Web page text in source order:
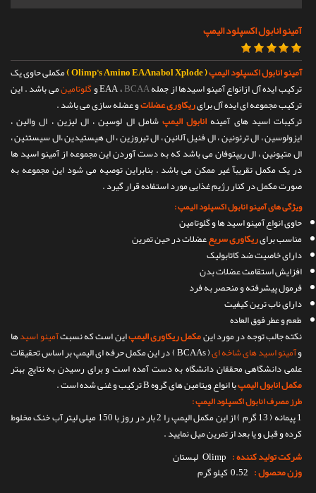
آمینو انابول اکسپلود الیمپ
آمینو انابول اکسپلود الیمپ( Olimp's Amino EAAnabol Xplode )
مکملی حاوی یک
ترکیب ایده آل ازانواع آمینو اسیدها از جمله EAA ،BCAA وگلوتامینمی باشد . این
ترکیب مجموعه ای ایده آل برایریکاوری عضلاتو عضله سازی می باشد .
ترکیبات اسید های آمینه انابول الیمپشامل ال لوسین ، ال لیزین ، ال والین ،
ایزولوسین ، ال ترئونین ، ال فنیل آلانین ، ال تیروزین ، ال هیستیدین ،ال سیستئین ،
ال متیونین ، ال ریپتوفان می باشد که به دست آوردن این مجموعه از آمینو اسید ها
در یک مکمل تقریبآ غیر ممکن می باشد . بنابراین توصیه می شود این مجموعه به
صورت مکمل در کنار رژیم غذایی مورد استفاده قرار گیرد .
ویژگی های آمینو انابول اکسپلود الیمپ :
حاوی انواع آمینو اسید ها و گلوتامین
مناسب برایریکاوری سریععضلات در حین تمرین
دارای خاصیت ضد کاتابولیک
افزایش استقامت عضلات بدن
فرمول پیشرفته و منحصر به فرد
دارای ناب ترین کیفیت
طعم و عطر فوق العاده
نکته جالب توجه در مورد اینمکمل ریکاوری الیمپاین است که نسبتآمینو اسیدها
وآمینو اسید های شاخه ای
( BCAAs ) در این مکمل حرفه ای الیمپ بر اساس تحقیقات
علمی دانشگاهی محققان دانشگاه به دست آمده است و برای رسیدن به نتایج بهتر
مکمل انابول الیمپبا انواع ویتامین های گروه B ترکیب و غنی شده است .
طرز مصرف انابول اکسپلود الیمپ :
1 پیمانه ( 13 گرم ) از این مکمل الیمپ را 2 بار در روز با 150 میلی لیتر آب خنک مخلوط
کرده و قبل و یا بعد از تمرین میل نمایید .
شرکت تولید کننده : Olimp لهستان
وزن محصول : 0.52 کیلو گرم